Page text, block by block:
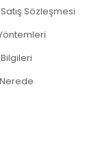
Sözleşmesi